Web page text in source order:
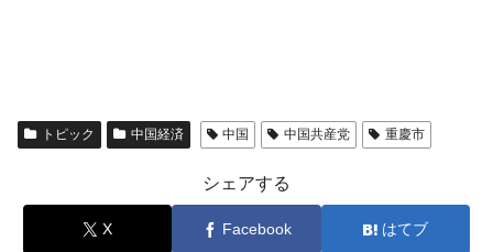
トピック 中国経済 中国 中国共産党 重慶市
シェアする
X Facebook はてブ